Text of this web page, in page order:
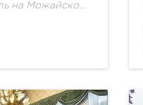
на Можайском
как